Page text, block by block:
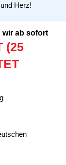
Herz!
wir ab sofort
(25